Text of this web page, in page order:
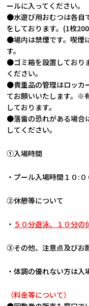
ールに入ってください。
●水遊び用おむつは各自
をしております。(1枚
●場内は禁煙です。喫煙
す。
●ゴミ箱を設置しており
ください。
●貴重品の管理はロッカ
てお願いいたします。※
しております。
●落雷の恐れがある場合
してください。
①入場時間
・プール入場時間１０:
②休憩等について
・ ５０分遊泳、１０分の
③その他、注意点及びお
・体調の優れない方は入
（料金等について）